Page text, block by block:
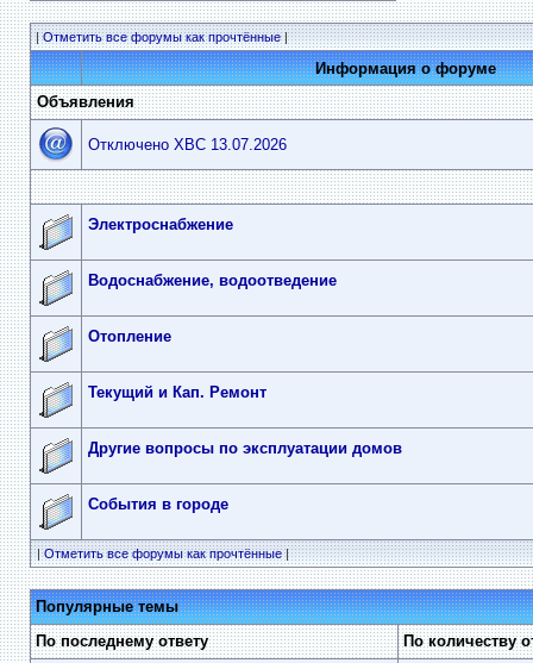
|Отметить все форумы как прочтённые|
Информация о форуме
Объявления
Отключено ХВС 13.07.2026
Электроснабжение
Водоснабжение, водоотведение
Отопление
Текущий и Кап. Ремонт
Другие вопросы по эксплуатации домов
События в городе
|Отметить все форумы как прочтённые|
Популярные темы
По последнему ответу
По количеству